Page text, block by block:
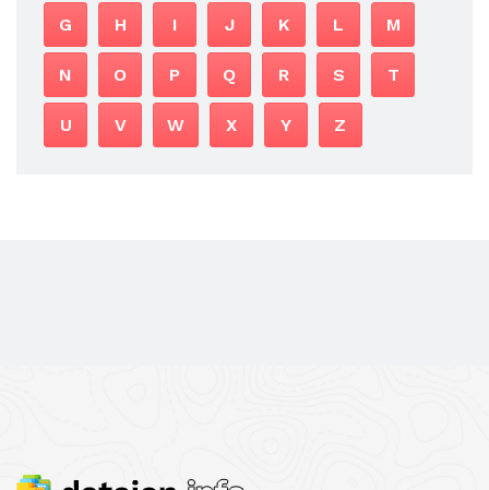
G H I J K L M
N O P Q R S T
U V W X Y Z